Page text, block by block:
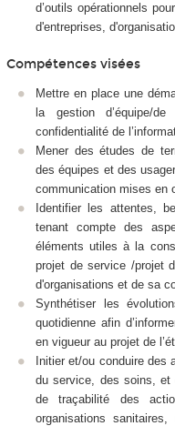
d’outils opérationnels
d'entreprises,
Compétences visées
Mettre en place une
la gestion d’équipe/
confidentialité de
Mener des études de
des équipes et des
communication mises en
Identifier les attentes,
tenant compte des
éléments utiles à la
projet de service /projet
d'organisations et de sa
Synthétiser les
quotidienne afin
en vigueur au projet de
Initier et/ou conduire des
du service, des soins, et
de traçabilité des
organisations